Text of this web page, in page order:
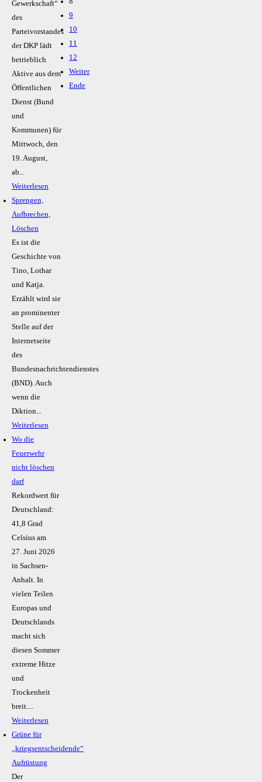
Gewerkschaft“
des
Parteivorstandes
der DKP lädt
betrieblich
Aktive aus dem
Öffentlichen
Dienst (Bund
und
Kommunen) für
Mittwoch, den
19. August,
ab...
Weiterlesen
Sprengen,
Aufbrechen,
Löschen
Es ist die
Geschichte von
Tino, Lothar
und Katja.
Erzählt wird sie
an prominenter
Stelle auf der
Internetseite
des
Bundesnachrichtendienstes
(BND). Auch
wenn die
Diktion...
Weiterlesen
Wo die
Feuerwehr
nicht löschen
darf
Rekordwert für
Deutschland:
41,8 Grad
Celsius am
27. Juni 2026
in Sachsen-
Anhalt. In
vielen Teilen
Europas und
Deutschlands
macht sich
diesen Sommer
extreme Hitze
und
Trockenheit
breit....
Weiterlesen
Grüne für
„kriegsentscheidende“
Aufrüstung
Der
9
10
11
12
Weiter
Ende